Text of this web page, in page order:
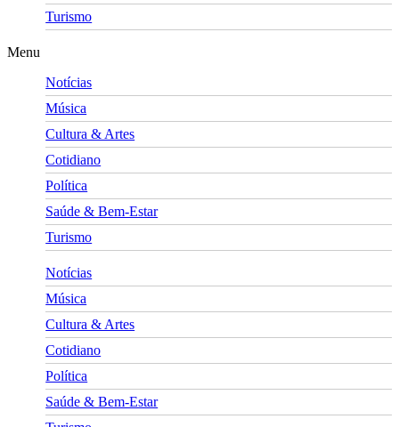
Turismo
Menu
Notícias
Música
Cultura & Artes
Cotidiano
Política
Saúde & Bem-Estar
Turismo
Notícias
Música
Cultura & Artes
Cotidiano
Política
Saúde & Bem-Estar